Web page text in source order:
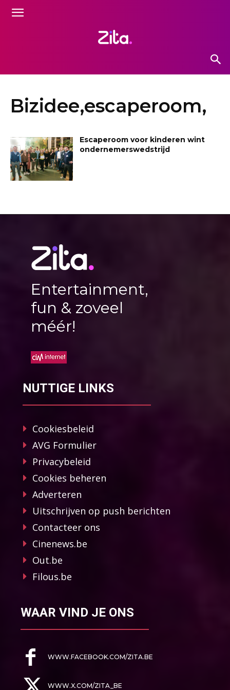
Bizidee,escaperoom,
Escaperoom voor kinderen wint
ondernemerswedstrijd
Entertainment,
fun & zoveel
méér!
NUTTIGE LINKS
Cookiesbeleid
AVG Formulier
Privacybeleid
Cookies beheren
Adverteren
Uitschrijven op push berichten
Contacteer ons
Cinenews.be
Out.be
Filous.be
WAAR VIND JE ONS
WWW.FACEBOOK.COM/ZITA.BE
WWW.X.COM/ZITA_BE